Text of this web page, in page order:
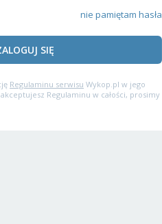
nie pamiętam hasła
SIĘ
Regulaminu serwisu Wykop.pl w jego
Regulaminu w całości, prosimy